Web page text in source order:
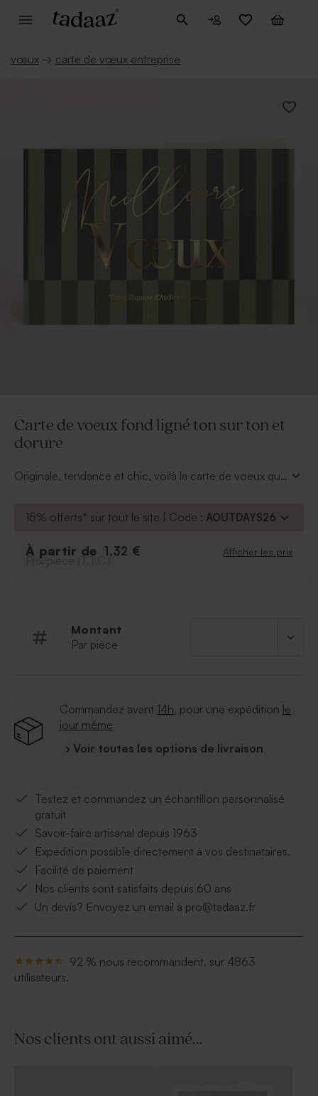
vœux → carte de vœux entreprise
Carte de voeux fond ligné ton sur ton et
dorure
Originale, tendance et chic, voilà la carte de voeux qui
société ou de votre nouvelle réalisation. En voilà une
Son écriture en dorure sur le devant vient parfaire la
15% offerts* sur tout le site | Code : AOUTDAYS26
À partir de 1,32 € Afficher les prix
Prix/pièce (T.T.C.)
Montant
Par pièce
Commandez avant 14h, pour une expédition le
jour même
› Voir toutes les options de livraison
Testez et commandez un échantillon personnalisé
gratuit
Savoir-faire artisanal depuis 1963
Expédition possible directement à vos destinataires.
Facilité de paiement
Nos clients sont satisfaits depuis 60 ans
Un devis? Envoyez un email à pro@tadaaz.fr
92 % nous recommandent, sur 4863
utilisateurs.
Nos clients ont aussi aimé...